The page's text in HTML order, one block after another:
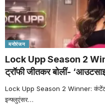
मनोरंजन
Lock Upp Season 2
ट्रॉफी जीतकर बोलीं-
Lock Upp Season 2 Winner: कंटेंट
इन्फ्लुएंसर…